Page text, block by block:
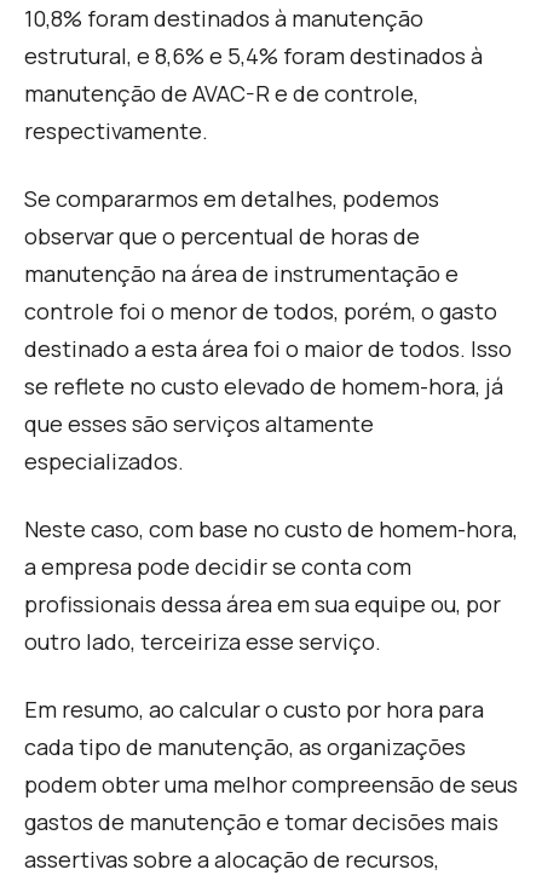
10,8% foram destinados à manutenção
estrutural, e 8,6% e 5,4% foram destinados à
manutenção de AVAC-R e de controle,
respectivamente.
Se compararmos em detalhes, podemos
observar que o percentual de horas de
manutenção na área de instrumentação e
controle foi o menor de todos, porém, o gasto
destinado a esta área foi o maior de todos. Isso
se reflete no custo elevado de homem-hora, já
que esses são serviços altamente
especializados.
Neste caso, com base no custo de homem-hora,
a empresa pode decidir se conta com
profissionais dessa área em sua equipe ou, por
outro lado, terceiriza esse serviço.
Em resumo, ao calcular o custo por hora para
cada tipo de manutenção, as organizações
podem obter uma melhor compreensão de seus
gastos de manutenção e tomar decisões mais
assertivas sobre a alocação de recursos,